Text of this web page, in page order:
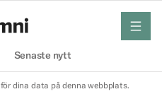
Senaste nytt
meny
dina data på denna webbplats.